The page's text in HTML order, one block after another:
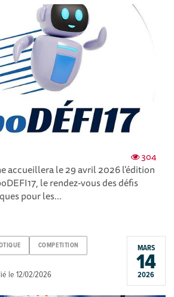
304
accueillera le 29 avril 2026 l’édition
le rendez-vous des défis
pour les...
COMPETITION
le12/02/2026
MARS
14
2026